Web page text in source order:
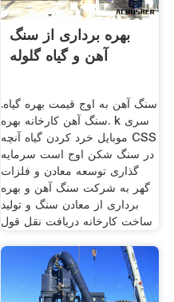
بهره برداری از سنگ
آهن و گیاه گلوله
سنگ آهن به اوج قیمت بهره گیاه.
سنگ آهن کارخانه بهره. k سری
موبایل خرد کردن گیاه آنچه CSS
در سنگ شکن اوج است سرمایه
گذاری توسعه معادن و فلزات
گهر به شرکت سنگ آهن و بهره
برداری از معادن سنگ و تولید
ساخت کارخانه دریافت نقل قول